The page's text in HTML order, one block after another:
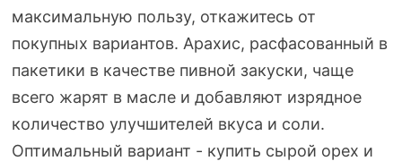
максимальную пользу, откажитесь от
покупных вариантов. Арахис, расфасованный в
пакетики в качестве пивной закуски, чаще
всего жарят в масле и добавляют изрядное
количество улучшителей вкуса и соли.
Оптимальный вариант - купить сырой орех и